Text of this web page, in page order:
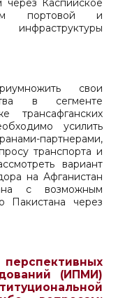
через Каспийское
портовой и
свои
в сегменте
трансафганских
усилить
партнерами,
транспорта и
вариант
на Афганистан
с возможным
Пакистана через
(ИПМИ)